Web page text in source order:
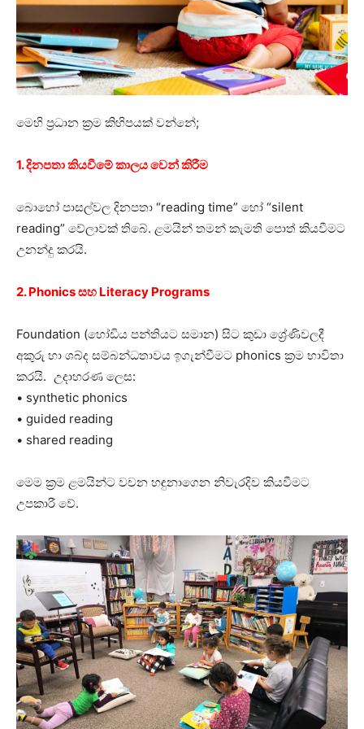
මෙහි ප්‍රධාන ක්‍රම කිහිපයක් වන්නේ;
1. දිනපතා කියවීමේ කාලය වෙන් කිරීම
බොහෝ පාසල්වල දිනපතා “reading time” හෝ “silent
reading” වේලාවක් තිබේ. ළමයින් තමන් කැමති පොත් කියවීමට
උනන්දු කරයි.
2. Phonics සහ Literacy Programs
Foundation (හෝඩිය පන්තියට සමාන) සිට කුඩා ශ්‍රේණිවලදී
අකුරු හා ශබ්ද සම්බන්ධතාවය ඉගැන්වීමට phonics ක්‍රම භාවිතා
කරයි. උදාහරණ ලෙස:
• synthetic phonics
• guided reading
• shared reading
මෙම ක්‍රම ළමයින්ට වචන හඳුනාගෙන නිවැරදිව කියවීමට
උපකාරී වේ.